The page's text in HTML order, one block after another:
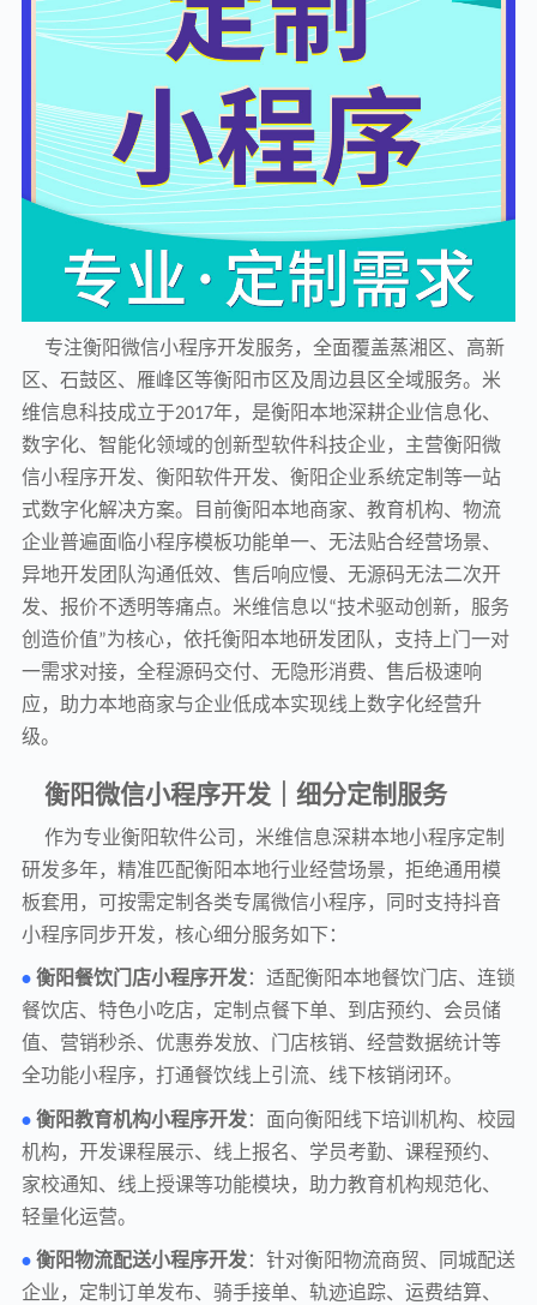
专注衡阳微信小程序开发服务，全面覆盖蒸湘区、高新
区、石鼓区、雁峰区等衡阳市区及周边县区全域服务。米
维信息科技成立于2017年，是衡阳本地深耕企业信息化、
数字化、智能化领域的创新型软件科技企业，主营衡阳微
信小程序开发、衡阳软件开发、衡阳企业系统定制等一站
式数字化解决方案。目前衡阳本地商家、教育机构、物流
企业普遍面临小程序模板功能单一、无法贴合经营场景、
异地开发团队沟通低效、售后响应慢、无源码无法二次开
发、报价不透明等痛点。米维信息以“技术驱动创新，服务
创造价值”为核心，依托衡阳本地研发团队，支持上门一对
一需求对接，全程源码交付、无隐形消费、售后极速响
应，助力本地商家与企业低成本实现线上数字化经营升
级。
衡阳微信小程序开发｜细分定制服务
作为专业衡阳软件公司，米维信息深耕本地小程序定制
研发多年，精准匹配衡阳本地行业经营场景，拒绝通用模
板套用，可按需定制各类专属微信小程序，同时支持抖音
小程序同步开发，核心细分服务如下：
• 衡阳餐饮门店小程序开发：适配衡阳本地餐饮门店、连锁
餐饮店、特色小吃店，定制点餐下单、到店预约、会员储
值、营销秒杀、优惠券发放、门店核销、经营数据统计等
全功能小程序，打通餐饮线上引流、线下核销闭环。
• 衡阳教育机构小程序开发：面向衡阳线下培训机构、校园
机构，开发课程展示、线上报名、学员考勤、课程预约、
家校通知、线上授课等功能模块，助力教育机构规范化、
轻量化运营。
• 衡阳物流配送小程序开发：针对衡阳物流商贸、同城配送
企业，定制订单发布、骑手接单、轨迹追踪、运费结算、